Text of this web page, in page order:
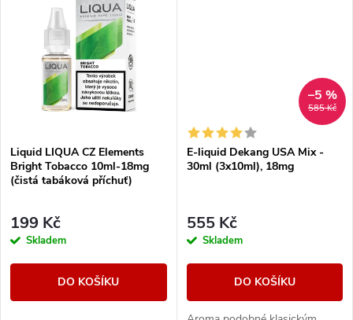
Liquid LIQUA CZ Elements
Bright Tobacco 10ml-18mg
(čistá tabáková příchuť)
199 Kč
Skladem
DO KOŠÍKU
585 Kč
–5 %
E-liquid Dekang USA Mix -
30ml (3x10ml), 18mg
555 Kč
Skladem
DO KOŠÍKU